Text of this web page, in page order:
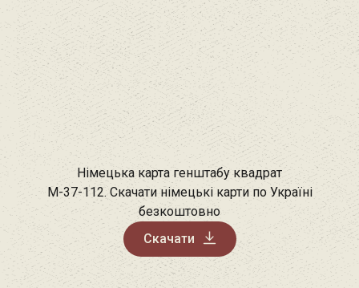
Німецька карта генштабу квадрат
M-37-112. Скачати німецькі карти по Україні
безкоштовно
Скачати